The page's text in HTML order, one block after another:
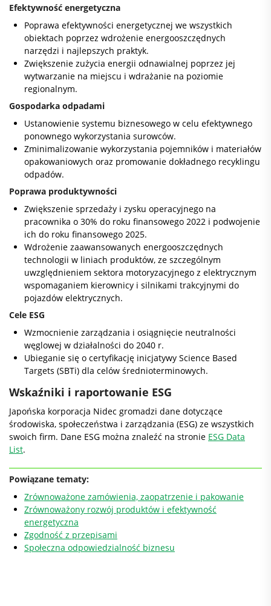
Efektywność energetyczna
Poprawa efektywności energetycznej we wszystkich
obiektach poprzez wdrożenie energooszczędnych
narzędzi i najlepszych praktyk.
Zwiększenie zużycia energii odnawialnej poprzez jej
wytwarzanie na miejscu i wdrażanie na poziomie
regionalnym.
Gospodarka odpadami
Ustanowienie systemu biznesowego w celu efektywnego
ponownego wykorzystania surowców.
Zminimalizowanie wykorzystania pojemników i materiałów
opakowaniowych oraz promowanie dokładnego recyklingu
odpadów.
Poprawa produktywności
Zwiększenie sprzedaży i zysku operacyjnego na
pracownika o 30% do roku finansowego 2022 i podwojenie
ich do roku finansowego 2025.
Wdrożenie zaawansowanych energooszczędnych
technologii w liniach produktów, ze szczególnym
uwzględnieniem sektora motoryzacyjnego z elektrycznym
wspomaganiem kierownicy i silnikami trakcyjnymi do
pojazdów elektrycznych.
Cele ESG
Wzmocnienie zarządzania i osiągnięcie neutralności
węglowej w działalności do 2040 r.
Ubieganie się o certyfikację inicjatywy Science Based
Targets (SBTi) dla celów średnioterminowych.
Wskaźniki i raportowanie ESG
Japońska korporacja Nidec gromadzi dane dotyczące
środowiska, społeczeństwa i zarządzania (ESG) ze wszystkich
swoich firm. Dane ESG można znaleźć na stronie ESG Data
List.
Powiązane tematy:
Zrównoważone zamówienia, zaopatrzenie i pakowanie
Zrównoważony rozwój produktów i efektywność
energetyczna
Zgodność z przepisami
Społeczna odpowiedzialność biznesu